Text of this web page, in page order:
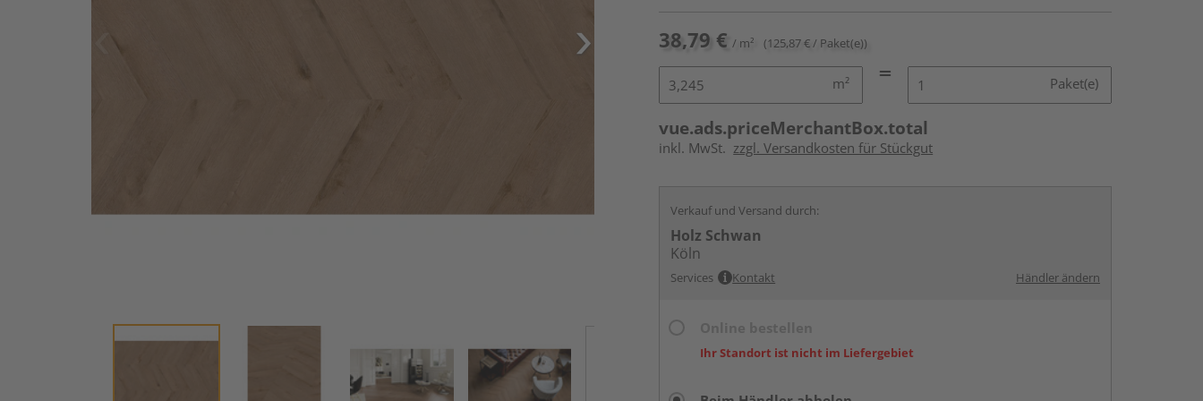
38,79 € / m² (125,87 € / Paket(e))
m² Paket(e)
vue.ads.priceMerchantBox.total
inkl. MwSt. zzgl. Versandkosten für Stückgut
Verkauf und Versand durch:
Holz Schwan
Köln
Services Kontakt Händler ändern
Ihr Standort ist nicht im Liefergebiet